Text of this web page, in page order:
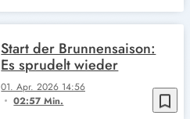
bookmark_border
01. Apr. 2026 14:56
02:57 Min.
Start der Brunnensaison:
Es sprudelt wieder